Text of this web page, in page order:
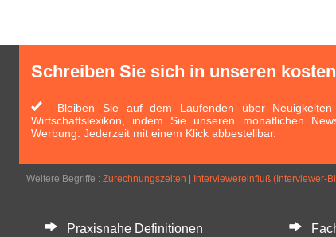
Schreiben Sie sich in unseren
Bleiben Sie auf dem Laufenden über Neuigkeiten
Wirtschaftslexikon, indem Sie unseren monatlichen
Werbung. Jederzeit mit einem Klick abbestellbar.
Weitere Begriffe : Zurechnungszeiten Interviewereinfluß (Interviewer-
Praxisnahe Definitionen